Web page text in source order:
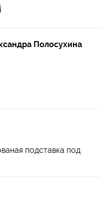
Полосухина
подставка под